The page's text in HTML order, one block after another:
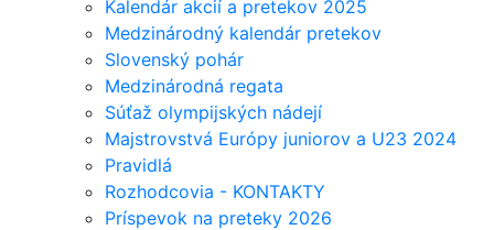
Kalendár akcií a pretekov 2025
Medzinárodný kalendár pretekov
Slovenský pohár
Medzinárodná regata
Súťaž olympijských nádejí
Majstrovstvá Európy juniorov a U23 2024
Pravidlá
Rozhodcovia - KONTAKTY
Príspevok na preteky 2026